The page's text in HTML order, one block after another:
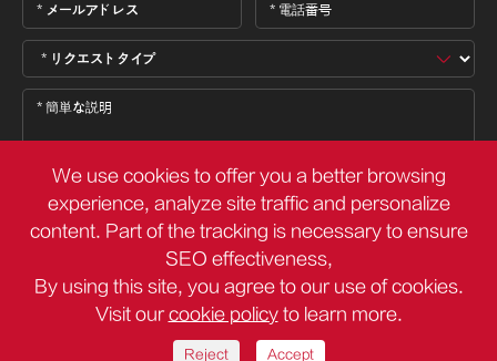
著作権 ©Deli Group Co.,Ltd.すべての権利が予約されています。
サイトマップ
プライバシーポリシー
We use cookies to offer you a better browsing
experience, analyze site traffic and personalize
content. Part of the tracking is necessary to ensure
SEO effectiveness,
By using this site, you agree to our use of cookies.
Visit our cookie policyto learn more.
Reject Accept